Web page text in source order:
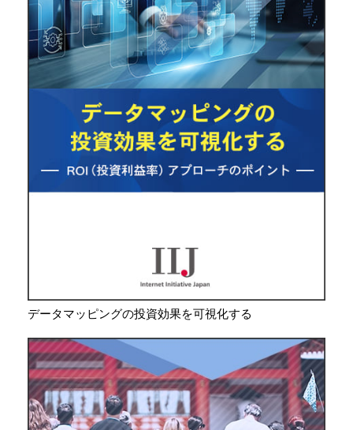
データマッピングの投資効果を可視化する